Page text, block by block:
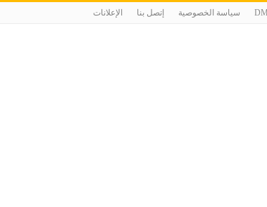
سياسة الخصوصية إتصل بنا الإعلانات